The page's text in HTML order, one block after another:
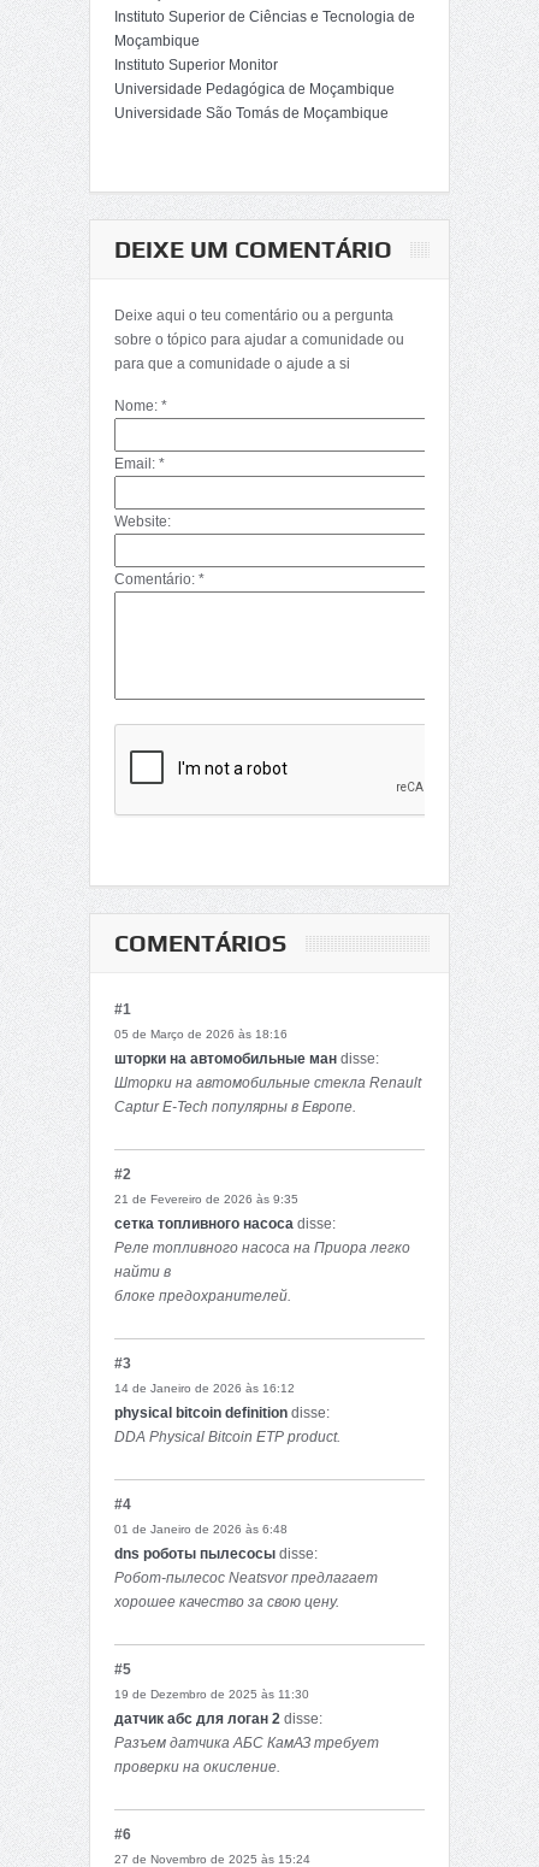
Instituto Superior de Ciências e Tecnologia de
Moçambique
Instituto Superior Monitor
Universidade Pedagógica de Moçambique
Universidade São Tomás de Moçambique
DEIXE UM COMENTÁRIO
Deixe aqui o teu comentário ou a pergunta
sobre o tópico para ajudar a comunidade ou
para que a comunidade o ajude a si
Nome: *
Email: *
Website:
Comentário: *
COMENTÁRIOS
#1
05 de Março de 2026 às 18:16
шторки на автомобильные ман disse:
Шторки на автомобильные стекла Renault
Captur E-Tech популярны в Европе.
#2
21 de Fevereiro de 2026 às 9:35
сетка топливного насоса disse:
Реле топливного насоса на Приора легко
найти в
блоке предохранителей.
#3
14 de Janeiro de 2026 às 16:12
physical bitcoin definition disse:
DDA Physical Bitcoin ETP product.
#4
01 de Janeiro de 2026 às 6:48
dns роботы пылесосы disse:
Робот-пылесос Neatsvor предлагает
хорошее качество за свою цену.
#5
19 de Dezembro de 2025 às 11:30
датчик абс для логан 2 disse:
Разъем датчика АБС КамАЗ требует
проверки на окисление.
#6
27 de Novembro de 2025 às 15:24